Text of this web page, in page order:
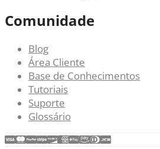
Comunidade
Blog
Área Cliente
Base de Conhecimentos
Tutoriais
Suporte
Glossário